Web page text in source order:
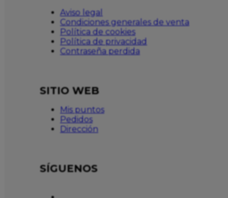
Aviso legal
Condiciones generales de venta
Política de cookies
Política de privacidad
Contraseña perdida
SITIO WEB
Mis puntos
Pedidos
Dirección
SÍGUENOS